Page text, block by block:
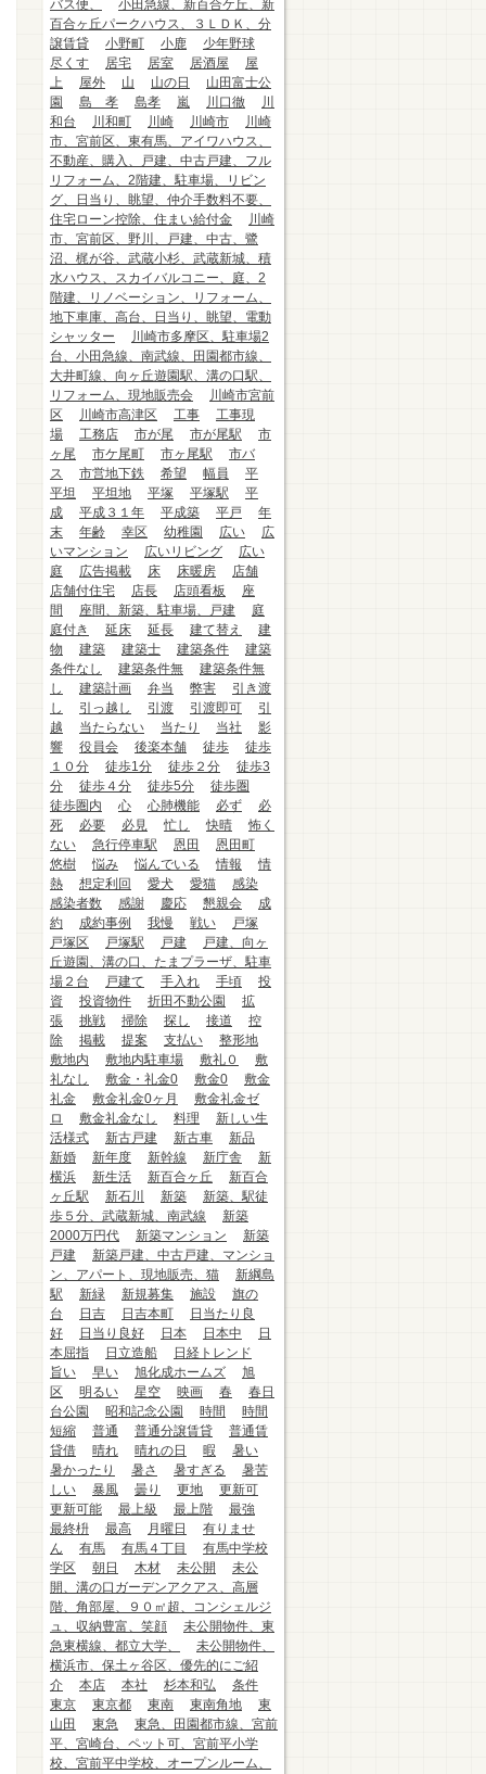
バス便、
小田急線、新百合ケ丘、新
百合ヶ丘パークハウス、３ＬＤＫ、分
譲賃貸
小野町 小鹿
少年野球
尽くす
居宅 居室 居酒屋
屋
上
屋外 山 山の日
山田富士公
園
島 孝 島孝 嵐 川口徹
川
和台
川和町 川崎 川崎市
川崎
市、宮前区、東有馬、アイワハウス、
不動産、購入、戸建、中古戸建、フル
リフォーム、2階建、駐車場、リビン
グ、日当り、眺望、仲介手数料不要、
住宅ローン控除、住まい給付金
川崎
市、宮前区、野川、戸建、中古、鷺
沼、梶が谷、武蔵小杉、武蔵新城、積
水ハウス、スカイバルコニー、庭、2
階建、リノベーション、リフォーム、
地下車庫、高台、日当り、眺望、電動
シャッター
川崎市多摩区、駐車場2
台、小田急線、南武線、田園都市線、
大井町線、向ヶ丘遊園駅、溝の口駅、
リフォーム、現地販売会
川崎市宮前
区
川崎市高津区 工事
工事現
場
工務店 市が尾 市が尾駅
市
ヶ尾
市ケ尾町 市ヶ尾駅
市バ
ス
市営地下鉄 希望 幅員
平
平坦
平坦地 平塚 平塚駅
平
成
平成３１年 平成築 平戸
年
末
年齢 幸区 幼稚園 広い
広
いマンション
広いリビング
広い
庭
広告掲載 床 床暖房
店舗
店舗付住宅
店長 店頭看板
座
間
座間、新築、駐車場、戸建
庭
庭付き
延床 延長 建て替え
建
物
建築 建築士 建築条件
建築
条件なし
建築条件無
建築条件無
し
建築計画 弁当 弊害
引き渡
し
引っ越し 引渡 引渡即可
引
越
当たらない 当たり 当社
影
響
役員会 後楽本舗 徒歩
徒歩
１０分
徒歩1分 徒歩２分
徒歩3
分
徒歩４分 徒歩5分
徒歩圏
徒歩圏内
心 心肺機能 必ず
必
死
必要 必見 忙し 快晴
怖く
ない
急行停車駅 恩田
恩田町
悠樹
悩み 悩んでいる 情報
情
熱
想定利回 愛犬 愛猫
感染
感染者数
感謝 慶応 懇親会
成
約
成約事例 我慢 戦い
戸塚
戸塚区
戸塚駅 戸建
戸建、向ヶ
丘遊園、溝の口、たまプラーザ、駐車
場２台
戸建て 手入れ 手頃
投
資
投資物件 折田不動公園
拡
張
挑戦 掃除 探し 接道
控
除
掲載 提案 支払い
整形地
敷地内
敷地内駐車場 敷礼０
敷
礼なし
敷金・礼金0 敷金0
敷金
礼金
敷金礼金0ヶ月
敷金礼金ゼ
ロ
敷金礼金なし 料理
新しい生
活様式
新古戸建 新古車
新品
新婚
新年度 新幹線 新庁舎
新
横浜
新生活 新百合ヶ丘
新百合
ヶ丘駅
新石川 新築
新築、駅徒
歩５分、武蔵新城、南武線
新築
2000万円代
新築マンション
新築
戸建
新築戸建、中古戸建、マンショ
ン、アパート、現地販売、猫
新綱島
駅
新緑 新規募集 施設
旗の
台
日吉 日吉本町
日当たり良
好
日当り良好 日本 日本中
日
本屈指
日立造船
日経トレンド
旨い
早い 旭化成ホームズ
旭
区
明るい 星空 映画 春
春日
台公園
昭和記念公園 時間
時間
短縮
普通 普通分譲賃貸
普通賃
貸借
晴れ 晴れの日 暇
暑い
暑かったり
暑さ 暑すぎる
暑苦
しい
暴風 曇り 更地
更新可
更新可能
最上級 最上階
最強
最終枡
最高 月曜日
有りませ
ん
有馬 有馬４丁目
有馬中学校
学区
朝日 木材 未公開
未公
開、溝の口ガーデンアクアス、高層
階、角部屋、９０㎡超、コンシェルジ
ュ、収納豊富、笑顔
未公開物件、東
急東横線、都立大学、
未公開物件、
横浜市、保土ヶ谷区、優先的にご紹
介
本店 本社 杉本和弘
条件
東京
東京都 東南 東南角地
東
山田
東急
東急、田園都市線、宮前
平、宮崎台、ペット可、宮前平小学
校、宮前平中学校、オープンルーム、